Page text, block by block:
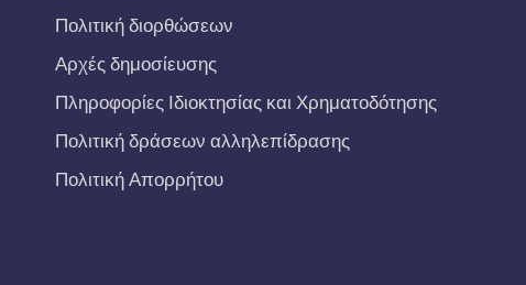
Πολιτική διορθώσεων
Αρχές δημοσίευσης
Πληροφορίες Ιδιοκτησίας και Χρηματοδότησης
Πολιτική δράσεων αλληλεπίδρασης
Πολιτική Απορρήτου